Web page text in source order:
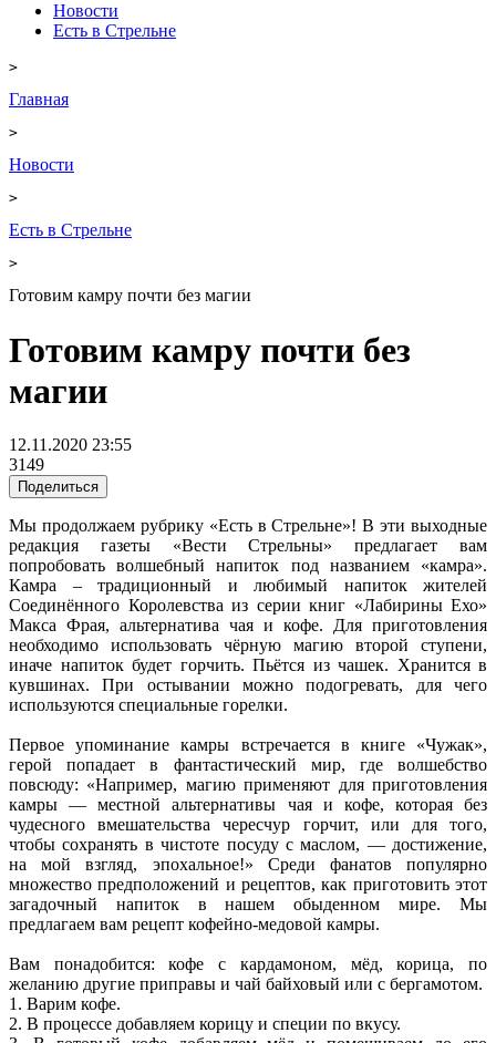
Новости
Есть в Стрельне
>
Главная
>
Новости
>
Есть в Стрельне
>
Готовим камру почти без магии
Готовим камру почти без
магии
12.11.2020 23:55
3149
Поделиться
Мы продолжаем рубрику «Есть в Стрельне»! В эти выходные
редакция газеты «Вести Стрельны» предлагает вам
попробовать волшебный напиток под названием «камра».
Камра – традиционный и любимый напиток жителей
Соединённого Королевства из серии книг «Лабирины Ехо»
Макса Фрая, альтернатива чая и кофе. Для приготовления
необходимо использовать чёрную магию второй ступени,
иначе напиток будет горчить. Пьётся из чашек. Хранится в
кувшинах. При остывании можно подогревать, для чего
используются специальные горелки.
Первое упоминание камры встречается в книге «Чужак»,
герой попадает в фантастический мир, где волшебство
повсюду: «Например, магию применяют для приготовления
камры — местной альтернативы чая и кофе, которая без
чудесного вмешательства чересчур горчит, или для того,
чтобы сохранять в чистоте посуду с маслом, — достижение,
на мой взгляд, эпохальное!» Среди фанатов популярно
множество предположений и рецептов, как приготовить этот
загадочный напиток в нашем обыденном мире. Мы
предлагаем вам рецепт кофейно-медовой камры.
Вам понадобится: кофе с кардамоном, мёд, корица, по
желанию другие приправы и чай байховый или с бергамотом.
1. Варим кофе.
2. В процессе добавляем корицу и специи по вкусу.